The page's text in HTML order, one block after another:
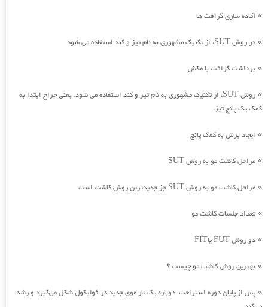
»آماده سازی گرافت ها
» در روش SUT، از تکنیک مشهوری به نام تیز و کند استفاده می شود
» برداشت گرافت با مکش
»
روش SUT، از تکنیک مشهوری به نام تیز و کند استفاده می شود. یعنی جراح ابتدا به
کمک یک پانچ تیز،
» ایجاد برش به کمک پانچ
» مراحل کاشت مو به روش SUT
» مراحل کاشت مو به روش SUT جز جدیدترین روش کاشت است
» تعداد جلسات کاشت مو
» دو روش FUT یاFIT
» بهترین روش کاشت مو چیست ؟
» پس از پایان دوره استراحت، دوباره یک تار موی جدید در فولیکول شکل می‌گیرد و رشد